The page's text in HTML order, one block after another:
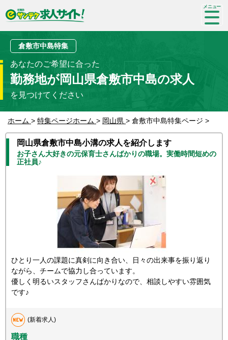
SP-
me
倉敷市中島特集
あなたのご希望に合った
勤務地が岡山県倉敷市中島の求人
を見つけてください
ホーム > 特集ページホーム > 岡山県 > 倉敷市中島特集ページ >
岡山県倉敷市中島小溝の求人を紹介します
お子さん大好きの元保育士さんばかりの職場。実働時間短めの
正社員♪
ひとり一人の課題に真剣に向き合い、日々の出来事を振り返り
ながら、チームで協力し合っています。
優しく明るいスタッフさんばかりなので、相談しやすい雰囲気
です♪
(新着求人)
職種